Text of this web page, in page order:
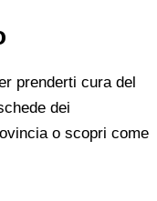
prenderti cura del
dei
o scopri come